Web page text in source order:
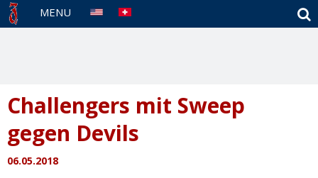
MENU
Challengers mit Sweep
gegen Devils
06.05.2018